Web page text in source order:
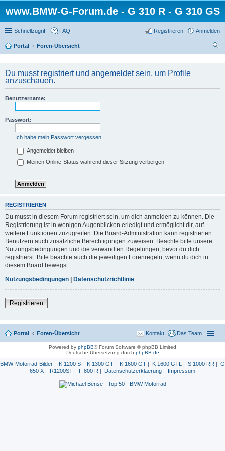
www.BMW-G-Forum.de - G 310 R - G 310 GS
Schnellzugriff FAQ Anmelden
Registrieren
Portal
Foren-Übersicht
Du musst registriert und angemeldet sein, um Profile
anzuschauen.
Benutzername:
Passwort:
Ich habe mein Passwort vergessen
Angemeldet bleiben
Meinen Online-Status während dieser Sitzung verbergen
REGISTRIEREN
Du musst in diesem Forum registriert sein, um dich anmelden zu können. Die
Registrierung ist in wenigen Augenblicken erledigt und ermöglicht dir, auf
weitere Funktionen zuzugreifen. Die Board-Administration kann registrierten
Benutzern auch zusätzliche Berechtigungen zuweisen. Beachte bitte unsere
Nutzungsbedingungen und die verwandten Regelungen, bevor du dich
registrierst. Bitte beachte auch die jeweiligen Forenregeln, wenn du dich in
diesem Board bewegst.
Nutzungsbedingungen | Datenschutzrichtlinie
Registrieren
Portal Foren-Übersicht Das Team
Kontakt
Powered by phpBB® Forum Software © phpBB Limited
Deutsche Übersetzung durch phpBB.de
BMW-Motorrad-Bilder | K 1200 S | K 1300 GT | K 1600 GT | K 1600 GTL | S 1000 RR | G
650 X | R1200ST | F 800 R | Datenschutzerklaerung | Impressum